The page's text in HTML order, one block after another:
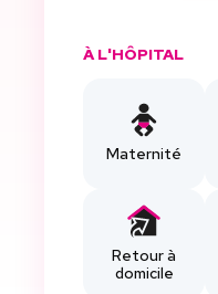
À L'HÔPITAL
Maternité
Retour à
domicile